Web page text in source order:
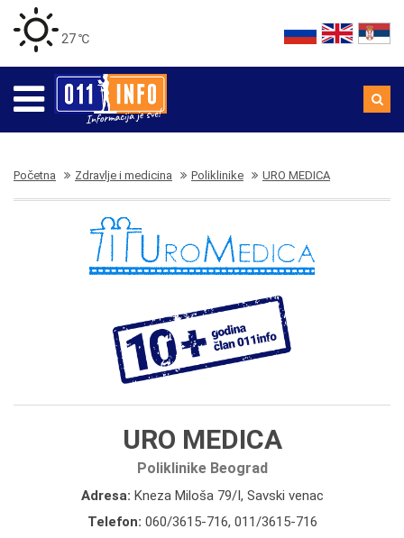
27 ℃
Početna Zdravlje i medicina Poliklinike URO MEDICA
URO MEDICA
Poliklinike Beograd
Adresa: Kneza Miloša 79/I, Savski venac
Telefon: 060/3615-716, 011/3615-716